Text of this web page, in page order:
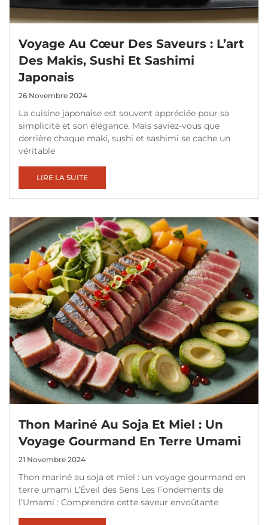
Voyage Au Cœur Des Saveurs : L’art
Des Makis, Sushi Et Sashimi
Japonais
26 Novembre 2024
La cuisine japonaise est souvent appréciée pour sa
simplicité et son élégance. Mais saviez-vous que
derrière chaque maki, sushi et sashimi se cache un
véritable
LIRE LA SUITE
Thon Mariné Au Soja Et Miel : Un
Voyage Gourmand En Terre Umami
21 Novembre 2024
Thon mariné au soja et miel : un voyage gourmand en
terre umami L’Éveil des Sens Les Fondements de
l’Umami : Comprendre cette saveur envoûtante